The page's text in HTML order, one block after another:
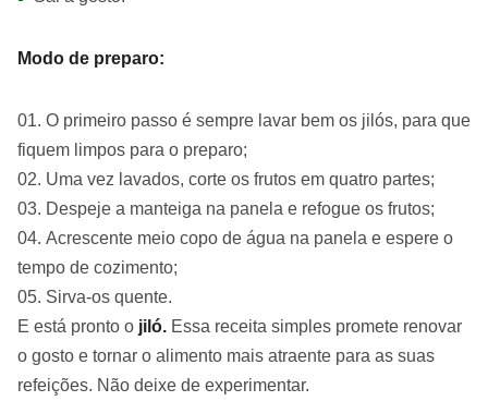
Modo de preparo:
O primeiro passo é sempre lavar bem os jilós, para que
fiquem limpos para o preparo;
Uma vez lavados, corte os frutos em quatro partes;
Despeje a manteiga na panela e refogue os frutos;
Acrescente meio copo de água na panela e espere o
tempo de cozimento;
Sirva-os quente.
E está pronto o jiló. Essa receita simples promete renovar
o gosto e tornar o alimento mais atraente para as suas
refeições. Não deixe de experimentar.